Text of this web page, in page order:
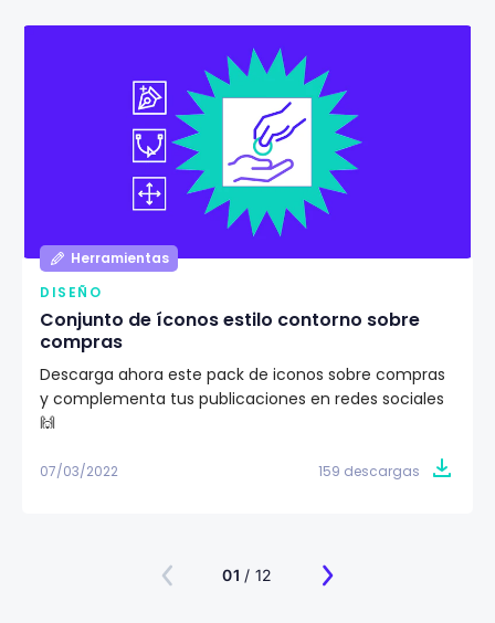
Herramientas
DISEÑO
Conjunto de íconos estilo contorno sobre
compras
Descarga ahora este pack de iconos sobre compras
y complementa tus publicaciones en redes sociales
🙌
07/03/2022 159 descargas
01 / 12